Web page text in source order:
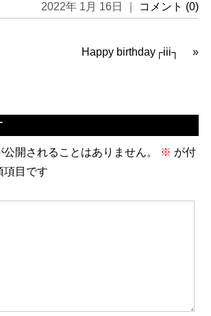
2022年 1月 16日 ｜ コメント (0)
Happy birthday┌iii┐ »
開されることはありません。 ※ が付
項目です